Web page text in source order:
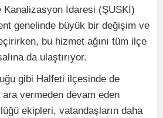
Kanalizasyon İdaresi (ŞUSKİ)
genelinde büyük bir değişim ve
bu hizmet ağını tüm ilçe
da ulaştırıyor.
gibi Halfeti ilçesinde de
ara vermeden devam eden
ekipleri, vatandaşların daha